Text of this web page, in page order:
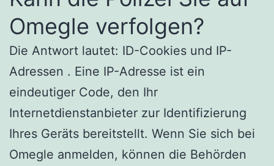
Omegle verfolgen?
Die Antwort lautet: ID-Cookies und IP-
Adressen . Eine IP-Adresse ist ein
eindeutiger Code, den Ihr
Internetdienstanbieter zur Identifizierung
Ihres Geräts bereitstellt. Wenn Sie sich bei
Omegle anmelden, können die Behörden